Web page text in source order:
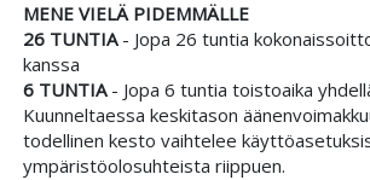
MENE VIELÄ PIDEMMÄLLE
26 TUNTIA- Jopa 26 tuntia
kanssa
6 TUNTIA- Jopa 6 tuntia toistoaika
Kuunneltaessa keskitason
todellinen kesto vaihtelee
ympäristöolosuhteista riippuen.